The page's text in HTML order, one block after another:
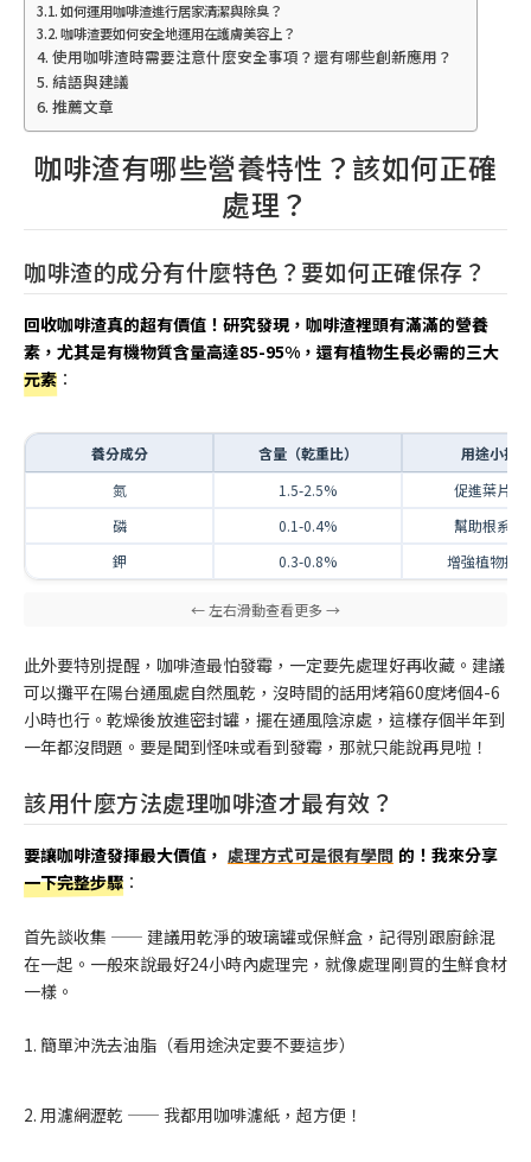
如何運用咖啡渣進行居家清潔與除臭？
咖啡渣要如何安全地運用在護膚美容上？
使用咖啡渣時需要注意什麼安全事項？還有哪些創新應用？
結語與建議
推薦文章
咖啡渣有哪些營養特性？該如何正確
處理？
咖啡渣的成分有什麼特色？要如何正確保存？
回收咖啡渣真的超有價值！研究發現，咖啡渣裡頭有滿滿的營養
素，尤其是有機物質含量高達85-95%，還有植物生長必需的三大
元素 ：
養分成分 含量（乾重比）
用途小提醒
氮
1.5-2.5%
促進葉片生
磷
0.1-0.4%
幫助根系發
鉀
0.3-0.8% 增強植物抵
此外要特別提醒，咖啡渣最怕發霉，一定要先處理好再收藏。建議
可以攤平在陽台通風處自然風乾，沒時間的話用烤箱60度烤個4-6
小時也行。乾燥後放進密封罐，擺在通風陰涼處，這樣存個半年到
一年都沒問題。要是聞到怪味或看到發霉，那就只能說再見啦！
該用什麼方法處理咖啡渣才最有效？
要讓咖啡渣發揮最大價值， 處理方式可是很有學問 的！我來分享
一下完整步驟 ：
首先談收集 —— 建議用乾淨的玻璃罐或保鮮盒，記得別跟廚餘混
在一起。一般來說最好24小時內處理完，就像處理剛買的生鮮食材
一樣。
1. 簡單沖洗去油脂（看用途決定要不要這步）
2. 用濾網瀝乾 —— 我都用咖啡濾紙，超方便！